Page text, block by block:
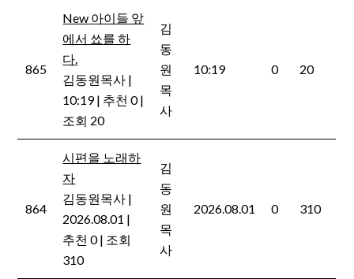
865
New 아이들 앞
에서 쑈를 하
다.
김동원목사 |
10:19| 추천 0|
조회 20
김
동
원
목
사
10:19 0 20
864
시편을 노래하
자
김동원목사 |
2026.08.01 |
추천 0| 조회
310
김
동
원
목
사
2026.08.01 0 310